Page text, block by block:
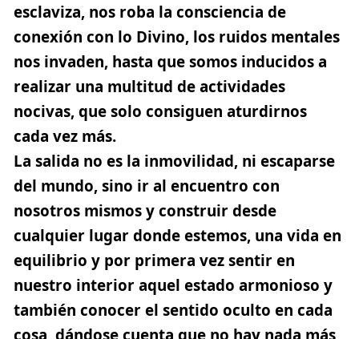
esclaviza, nos roba la consciencia de
conexión con lo Divino, los ruidos mentales
nos invaden, hasta que somos inducidos a
realizar una multitud de actividades
nocivas, que solo consiguen aturdirnos
cada vez más.
La salida no es la inmovilidad, ni escaparse
del mundo, sino ir al encuentro con
nosotros mismos y construir desde
cualquier lugar donde estemos, una vida en
equilibrio y por primera vez sentir en
nuestro interior aquel estado armonioso y
también conocer el sentido oculto en cada